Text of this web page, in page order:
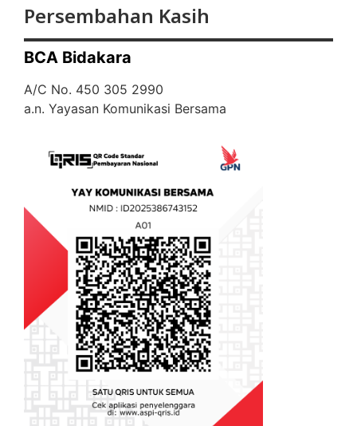
Persembahan Kasih
BCA Bidakara
A/C No. 450 305 2990
a.n. Yayasan Komunikasi Bersama